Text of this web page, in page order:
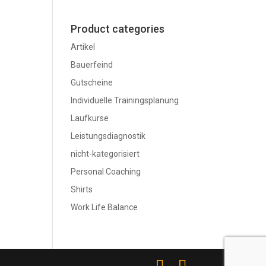
Product categories
Artikel
Bauerfeind
Gutscheine
Individuelle Trainingsplanung
Laufkurse
Leistungsdiagnostik
nicht-kategorisiert
Personal Coaching
Shirts
Work Life Balance